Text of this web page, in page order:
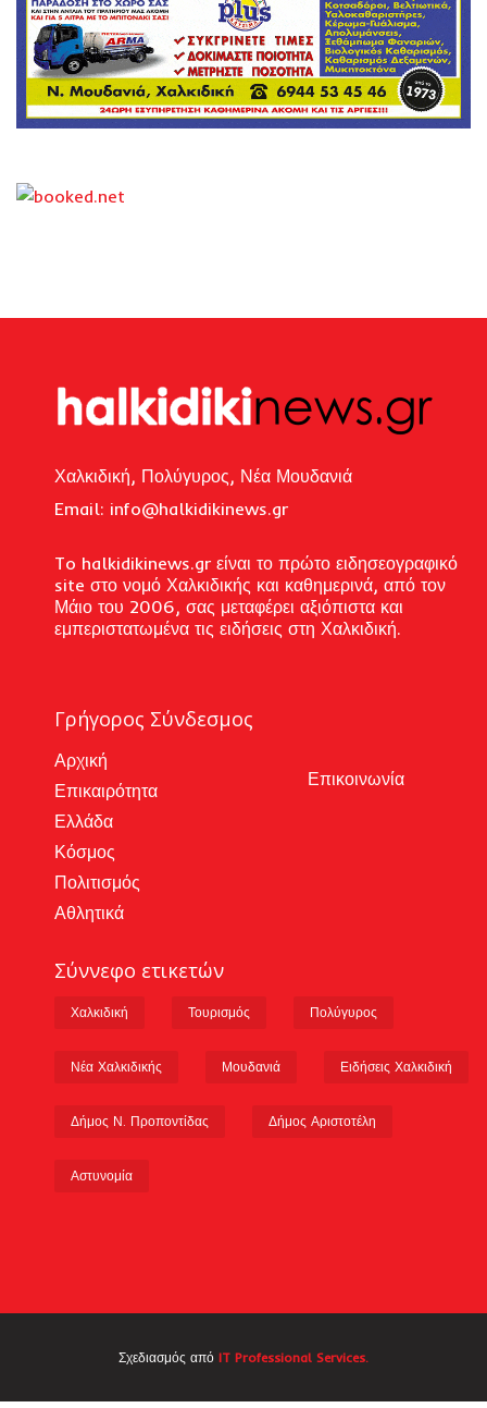
Χαλκιδική, Πολύγυρος, Νέα Μουδανιά
Email: info@halkidikinews.gr
To halkidikinews.gr είναι το πρώτο ειδησεογραφικό
site στο νομό Χαλκιδικής και καθημερινά, από τον
Μάιο του 2006, σας μεταφέρει αξιόπιστα και
εμπεριστατωμένα τις ειδήσεις στη Χαλκιδική.
Γρήγορος Σύνδεσμος
Αρχική
Επικαιρότητα
Ελλάδα
Κόσμος
Πολιτισμός
Αθλητικά
Επικοινωνία
Σύννεφο ετικετών
Χαλκιδική Τουρισμός Πολύγυρος
Νέα Χαλκιδικής Μουδανιά Ειδήσεις Χαλκιδική
Δήμος Ν. Προποντίδας Δήμος Αριστοτέλη
Αστυνομία
Σχεδιασμός από IT Professional Services.